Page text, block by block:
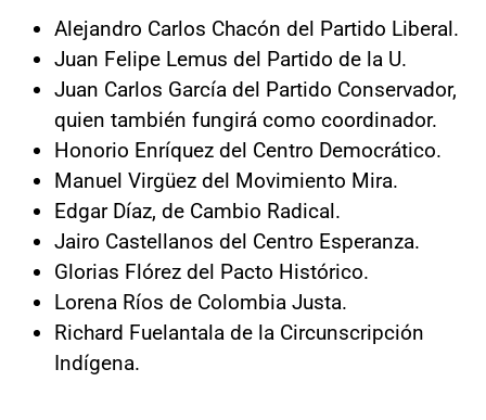
Alejandro Carlos Chacón del Partido Liberal.
Juan Felipe Lemus del Partido de la U.
Juan Carlos García del Partido Conservador,
quien también fungirá como coordinador.
Honorio Enríquez del Centro Democrático.
Manuel Virgüez del Movimiento Mira.
Edgar Díaz, de Cambio Radical.
Jairo Castellanos del Centro Esperanza.
Glorias Flórez del Pacto Histórico.
Lorena Ríos de Colombia Justa.
Richard Fuelantala de la Circunscripción
Indígena.